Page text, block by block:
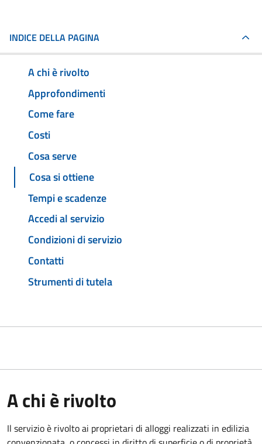
INDICE DELLA PAGINA
A chi è rivolto
Approfondimenti
Come fare
Costi
Cosa serve
Cosa si ottiene
Tempi e scadenze
Accedi al servizio
Condizioni di servizio
Contatti
Strumenti di tutela
A chi è rivolto
Il servizio è rivolto ai proprietari di alloggi realizzati in edilizia